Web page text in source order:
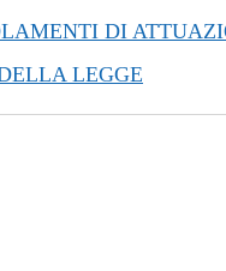
DI
LEGGE